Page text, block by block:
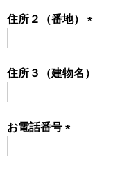
住所２（番地）
住所３（建物名）
お電話番号